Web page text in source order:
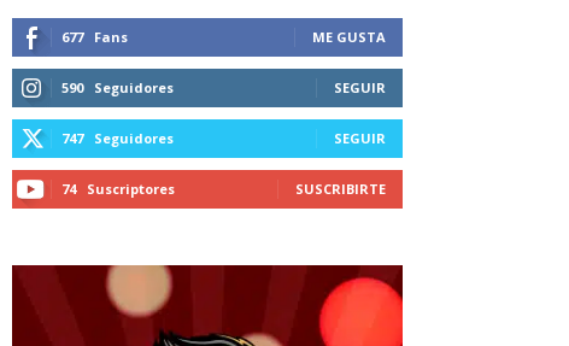
677 Fans ME GUSTA
590 Seguidores SEGUIR
747 Seguidores SEGUIR
74 Suscriptores SUSCRIBIRTE